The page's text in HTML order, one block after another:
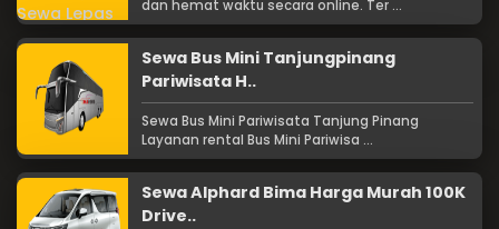
dan hemat waktu secara online. Ter ...
Sewa Bus Mini Tanjungpinang
Pariwisata H..
Sewa Bus Mini Pariwisata Tanjung Pinang
Layanan rental Bus Mini Pariwisa ...
Sewa Alphard Bima Harga Murah 100K
Drive..